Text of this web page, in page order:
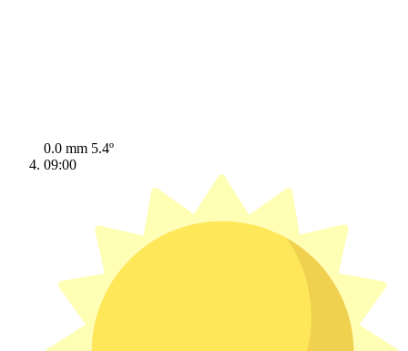
0.0 mm 5.4º
09:00